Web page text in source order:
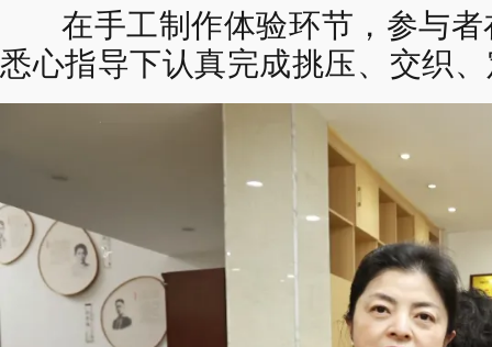
在手工制作体验环节， 参与
悉心指导下认真完成挑压、交织